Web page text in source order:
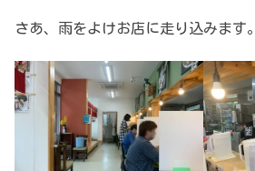
さあ、雨をよけお店に走り込みます。